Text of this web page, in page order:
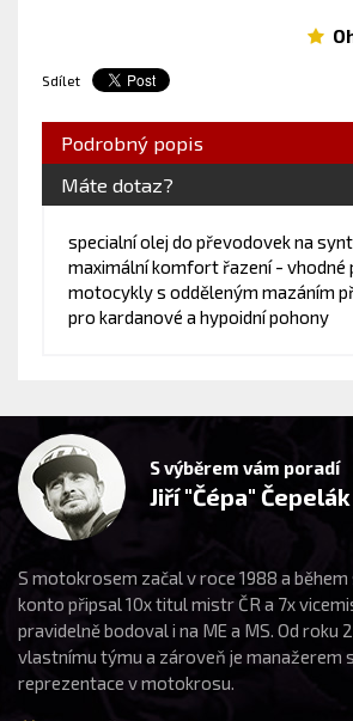
Sdílet
Podrobný popis
Máte dotaz?
specialní olej do převodovek na
maximální komfort řazení - vhodné
motocykly s odděleným mazáním
pro kardanové a hypoidní pohony
S výběrem vám poradí
Jiří "Čépa" Čepelák
S motokrosem začal v roce 1988 a
konto připsal 10x titul mistr ČR a 7x
pravidelně bodoval i na ME a MS. Od roku
vlastnímu týmu a zároveň je manažerem
reprezentace v motokrosu.